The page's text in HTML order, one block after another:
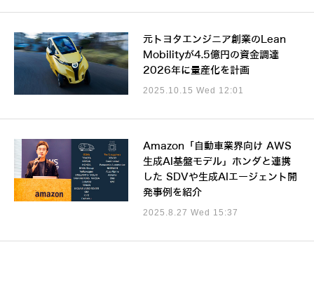
元トヨタエンジニア創業のLean
Mobilityが4.5億円の資金調達
2026年に量産化を計画
2025.10.15 Wed 12:01
Amazon「自動車業界向け AWS
生成AI基盤モデル」ホンダと連携
した SDVや生成AIエージェント開
発事例を紹介
2025.8.27 Wed 15:37